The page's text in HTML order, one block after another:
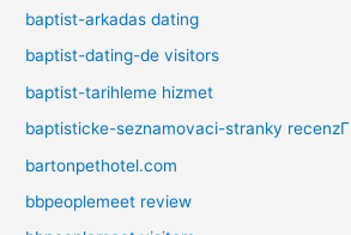
baptist-arkadas dating
baptist-dating-de visitors
baptist-tarihleme hizmet
baptisticke-seznamovaci-stranky recenzГ­
bartonpethotel.com
bbpeoplemeet review